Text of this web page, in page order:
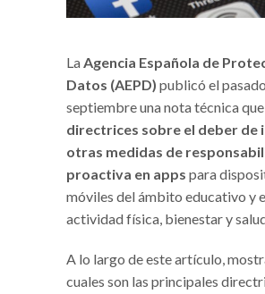
LaAgencia Española de
Datos (AEPD) publicó el
septiembre una nota técnica
directrices sobre el deber de
otras medidas de
proactiva en apps para
móviles del ámbito educativo y
actividad física, bienestar y
A lo largo de este artículo,
cuales son las principales